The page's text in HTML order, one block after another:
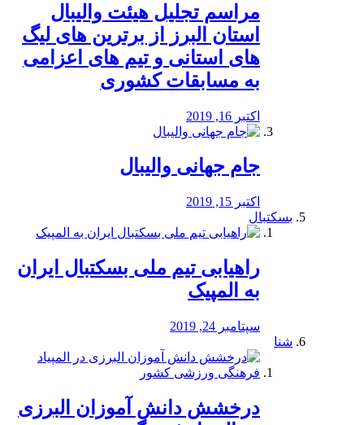
مراسم تجلیل هیئت والیبال
استان البرز از برترین های لیگ
های استانی و تیم های اعزامی
به مسابقات کشوری
اکتبر 16, 2019
جام جهانی والیبال
اکتبر 15, 2019
بسکتبال
راهیابی تیم ملی بسکتبال ایران
به المپیک
سپتامبر 24, 2019
شنا
درخشش دانش آموزان البرزی